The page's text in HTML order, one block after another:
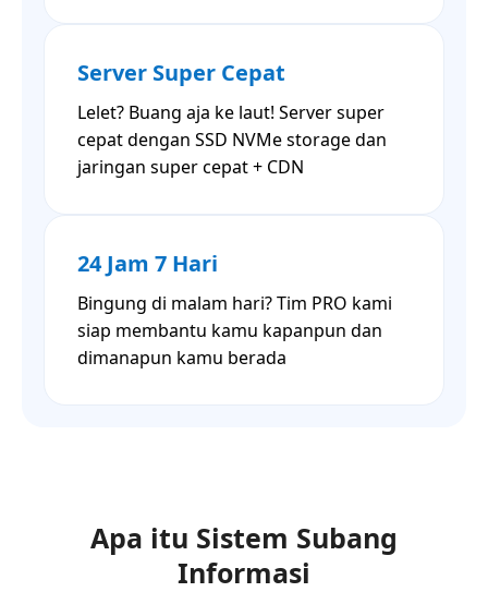
Server Super Cepat
Lelet? Buang aja ke laut! Server super
cepat dengan SSD NVMe storage dan
jaringan super cepat + CDN
24 Jam 7 Hari
Bingung di malam hari? Tim PRO kami
siap membantu kamu kapanpun dan
dimanapun kamu berada
Apa itu Sistem Subang
Informasi